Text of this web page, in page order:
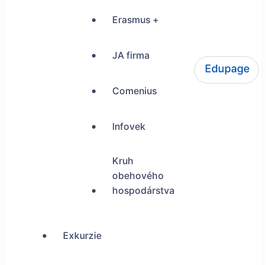
ŠUP Tokajícka 24, Bratislava
Erasmus +
JA firma
Comenius
Infovek
Kruh
obehového
hospodárstva
Exkurzie
Edupage